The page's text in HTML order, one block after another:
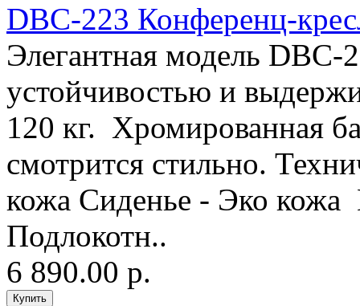
DBC-223 Конференц-
Элегантная модель DBC-
устойчивостью и
120 кг. Хромированная
смотрится стильно.
кожа Сиденье - Эко кожа
Подлокотн..
6 890.00 р.